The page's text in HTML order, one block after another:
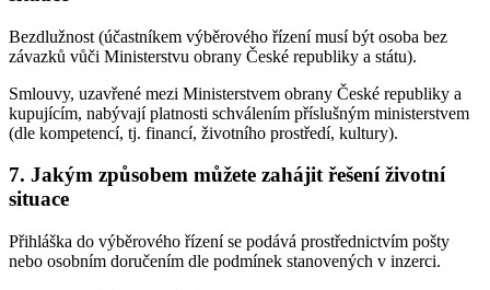
Bezdlužnost (účastníkem výběrového řízení musí být osoba bez
závazků vůči Ministerstvu obrany České republiky a státu).
Smlouvy, uzavřené mezi Ministerstvem obrany České republiky a
kupujícím, nabývají platnosti schválením příslušným ministerstvem
(dle kompetencí, tj. financí, životního prostředí, kultury).
7. Jakým způsobem můžete zahájit řešení životní
situace
Přihláška do výběrového řízení se podává prostřednictvím pošty
nebo osobním doručením dle podmínek stanovených v inzerci.